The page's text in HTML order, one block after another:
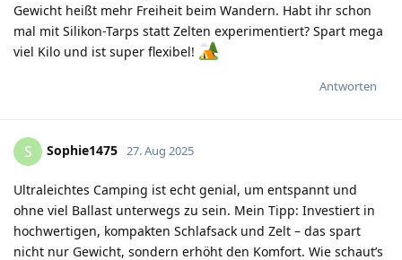
Gewicht heißt mehr Freiheit beim Wandern. Habt ihr schon
mal mit Silikon-Tarps statt Zelten experimentiert? Spart mega
viel Kilo und ist super flexibel!
Antworten
S Sophie1475 27. Aug 2025
Ultraleichtes Camping ist echt genial, um entspannt und
ohne viel Ballast unterwegs zu sein. Mein Tipp: Investiert in
hochwertigen, kompakten Schlafsack und Zelt – das spart
nicht nur Gewicht, sondern erhöht den Komfort. Wie schaut’s